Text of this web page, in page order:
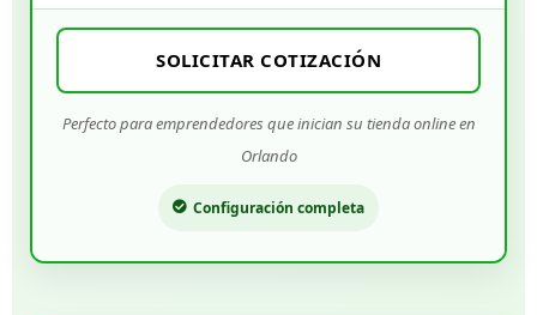
SOLICITAR COTIZACIÓN
Perfecto para emprendedores que inician su tienda online en
Orlando
Configuración completa